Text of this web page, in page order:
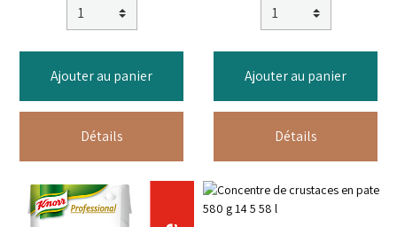
Ajouter au panier
Détails
Ajouter au panier
Détails